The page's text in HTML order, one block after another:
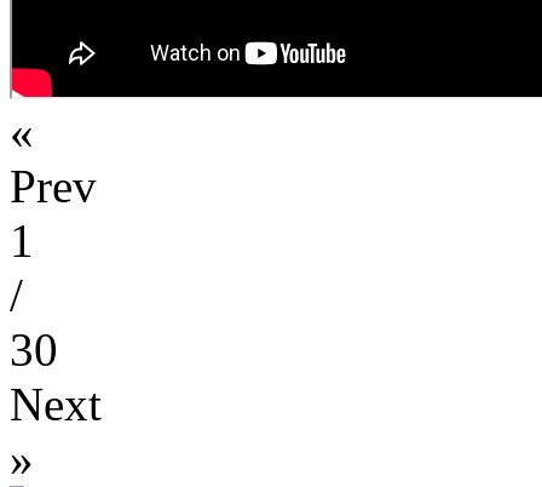
«
Prev
1
/
30
Next
»